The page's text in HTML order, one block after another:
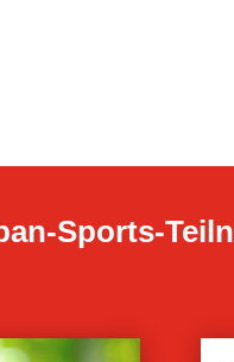
Sports-